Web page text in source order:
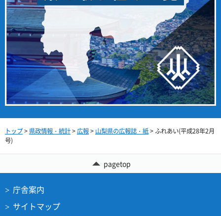
トップ> 県政情報・統計>広報> 山梨県の広報誌・紙> ふれあい(平成28年2月
号)
pagetop
庁舎案内
サイトマップ